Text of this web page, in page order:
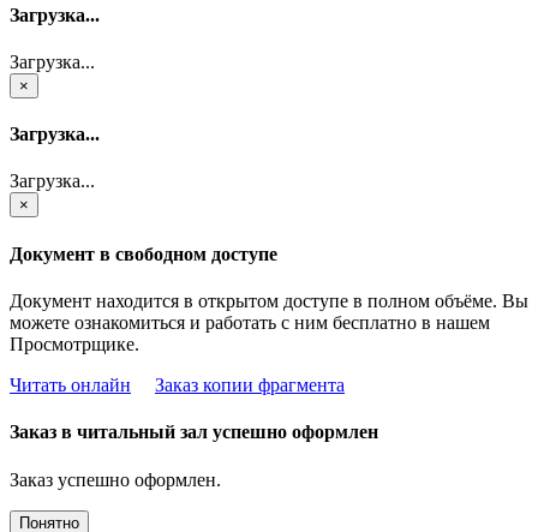
Загрузка...
Загрузка...
×
Загрузка...
Загрузка...
×
Документ в свободном доступе
Документ находится в открытом доступе в полном объёме. Вы
можете ознакомиться и работать с ним бесплатно в нашем
Просмотрщике.
Читать онлайн
Заказ копии фрагмента
Заказ в читальный зал успешно оформлен
Заказ успешно оформлен.
Понятно